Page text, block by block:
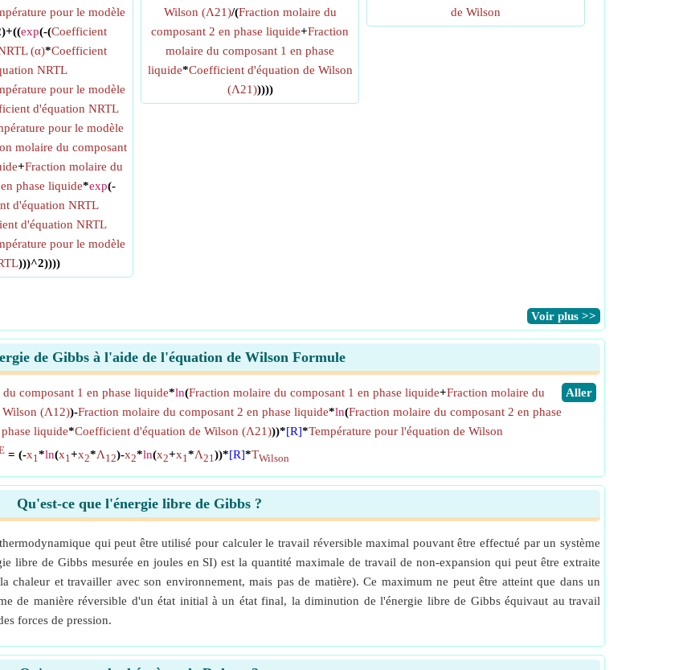
pour le modèle
exp(-(Coefficient
(α)*Coefficient
NRTL
pour le modèle
d'équation NRTL
pour le modèle
molaire du composant
+Fraction molaire du
phase liquide*exp(-
d'équation NRTL
d'équation NRTL
pour le modèle
)))^2))))
Wilson (Λ21)/(Fraction molaire du
composant 2 en phase liquide+Fraction
molaire du composant 1 en phase
liquide*Coefficient d'équation de Wilson
(Λ21)))))
de Wilson
​Voir plus >>
de Gibbs à l'aide de l'équation de Wilson Formule
​Aller
composant 1 en phase liquide*ln(Fraction molaire du composant 1 en phase liquide+Fraction molaire du
Wilson (Λ12))-Fraction molaire du composant 2 en phase liquide*ln(Fraction molaire du composant 2 en phase
liquide*Coefficient d'équation de Wilson (Λ21)))*[R]*Température pour l'équation de Wilson
= (-x1*ln(x1+x2*Λ12)-x2*ln(x2+x1*Λ21))*[R]*TWilson
Qu'est-ce que l'énergie libre de Gibbs ?
qui peut être utilisé pour calculer le travail réversible maximal pouvant être effectué par un système
libre de Gibbs mesurée en joules en SI) est la quantité maximale de travail de non-expansion qui peut être extraite
chaleur et travailler avec son environnement, mais pas de matière). Ce maximum ne peut être atteint que dans un
de manière réversible d'un état initial à un état final, la diminution de l'énergie libre de Gibbs équivaut au travail
forces de pression.